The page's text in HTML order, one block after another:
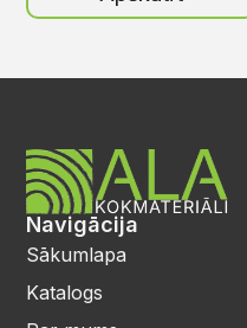
Navigācija
Sākumlapa
Katalogs